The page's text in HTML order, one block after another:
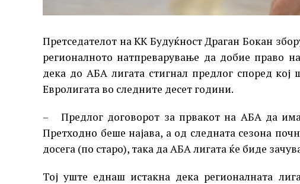
Претседателот на КК Будуќност Драган Бокан
регионалното натпреварување да добие право
дека до АБА лигата стигнал предлог според
Евролигата во следните десет години.
– Предлог договорот за првакот на АБА да има
Претходно беше најава, а од следната сезона
досега (по старо), така да АБА лигата ќе биде
Тој уште еднаш истакна дека регионалната